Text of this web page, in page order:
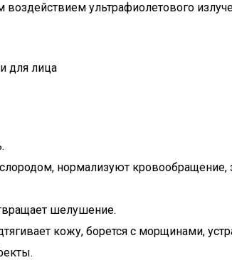
ультрафиолетового
нормализуют
шелушение.
кожу, борется с морщинами,